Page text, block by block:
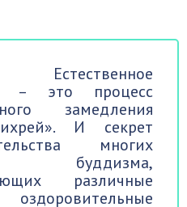
Естественное
– это процесс
замедления
И секрет
многих
буддизма,
различные
оздоровительные